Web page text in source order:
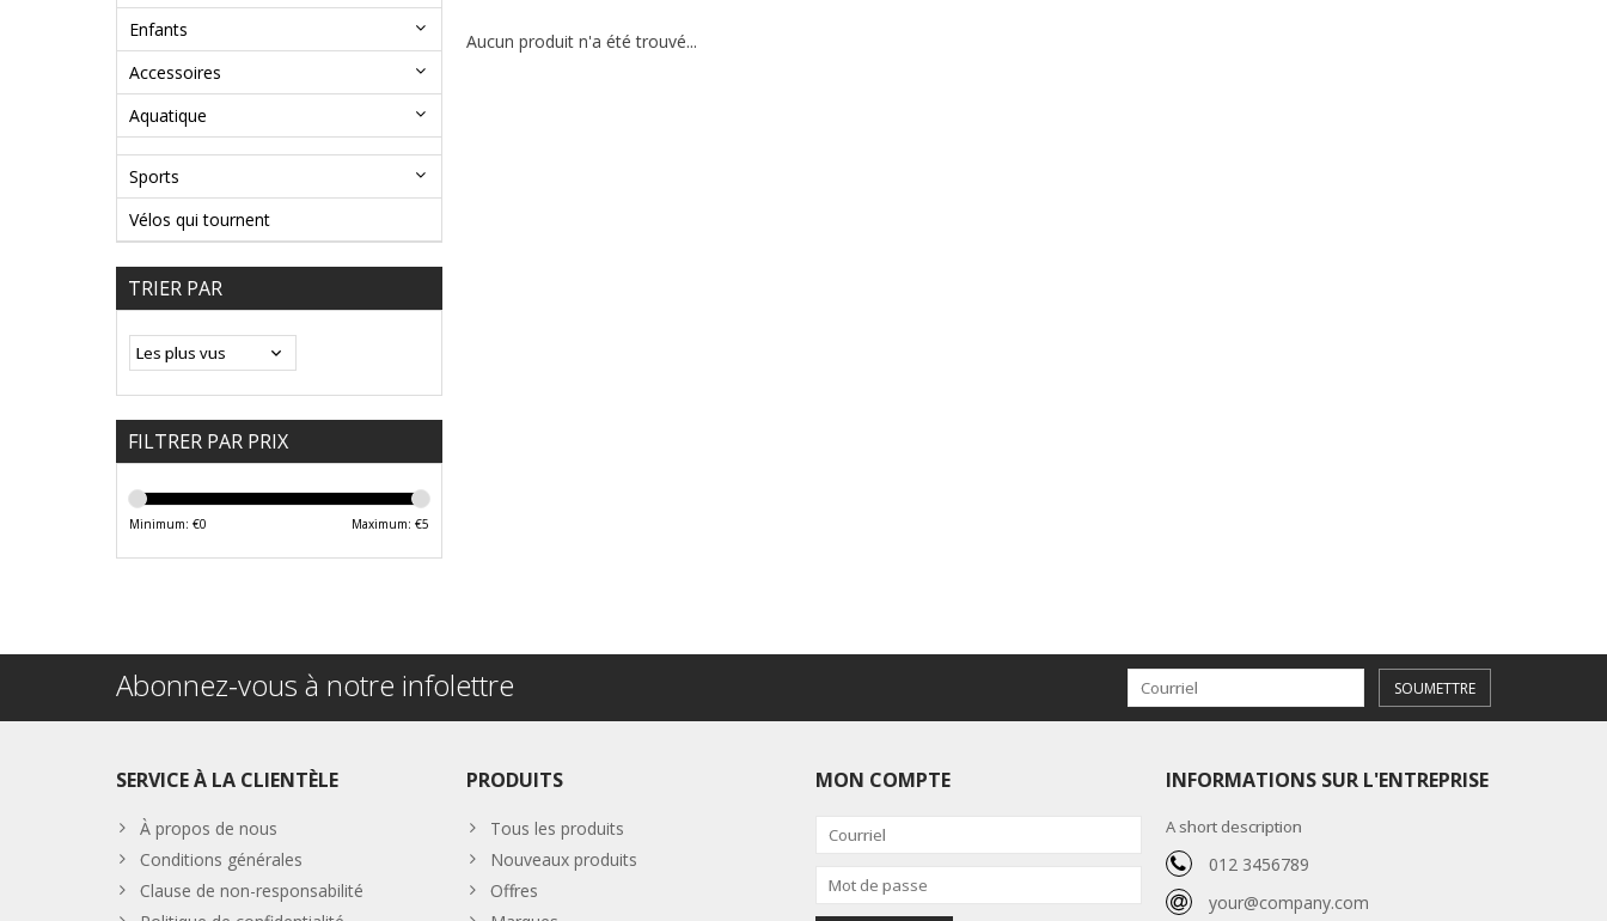
Enfants
Accessoires
Aquatique
Sports
Vélos qui tournent
TRIER PAR
FILTRER PAR PRIX
Minimum: €0 Maximum: €5
Aucun produit n'a été trouvé...
Abonnez-vous à notre infolettre SOUMETTRE
SERVICE À LA CLIENTÈLE
À propos de nous
Conditions générales
Clause de non-responsabilité
PRODUITS
Tous les produits
Nouveaux produits
Offres
MON COMPTE INFORMATIONS SUR L'ENTREPRISE
A short description
012 3456789
your@company.com